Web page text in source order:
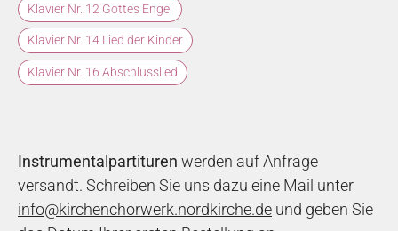
Klavier Nr. 12 Gottes Engel
Klavier Nr. 14 Lied der Kinder
Klavier Nr. 16 Abschlusslied
Instrumentalpartituren werden auf Anfrage
versandt. Schreiben Sie uns dazu eine Mail unter
info@kirchenchorwerk.nordkirche.de und geben Sie